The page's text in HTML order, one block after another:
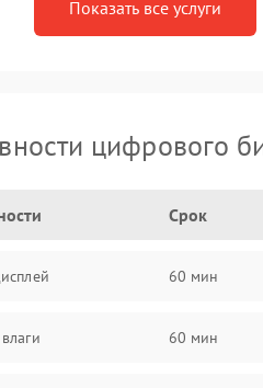
Показать все услуги
цифрового
Срок
60 мин
60 мин